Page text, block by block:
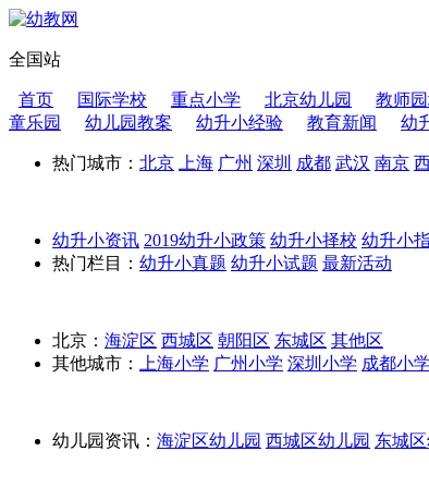
全国站
首页 国际学校 重点小学 北京幼儿园 教师
童乐园
幼儿园教案 幼升小经验 教育新闻 幼
热门城市： 北京 上海 广州 深圳 成都 武汉 南京
幼升小资讯 2019幼升小政策 幼升小择校 幼升小
热门栏目： 幼升小真题 幼升小试题 最新活动
北京： 海淀区 西城区 朝阳区 东城区 其他区
其他城市：
上海小学 广州小学 深圳小学 成都小学
幼儿园资讯： 海淀区幼儿园 西城区幼儿园 东城